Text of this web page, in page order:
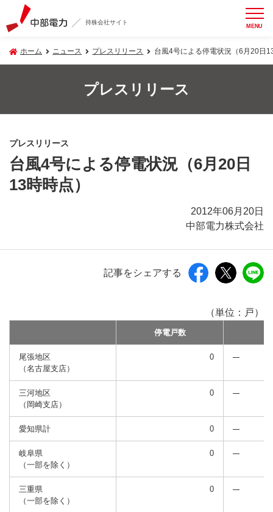
持株会社サイト MENU
ホーム ニュース プレスリリース 台風4号による停電状況（6月20日
プレスリリース
プレスリリース
台風4号による停電状況（6月20日
13時時点）
2012年06月20日
中部電力株式会社
記事をシェアする
（単位：戸）
停電戸数
尾張地区
（名古屋支店）
0
三河地区
（岡崎支店）
0
愛知県計 0
岐阜県
（一部を除く）
0
三重県
（一部を除く）
0